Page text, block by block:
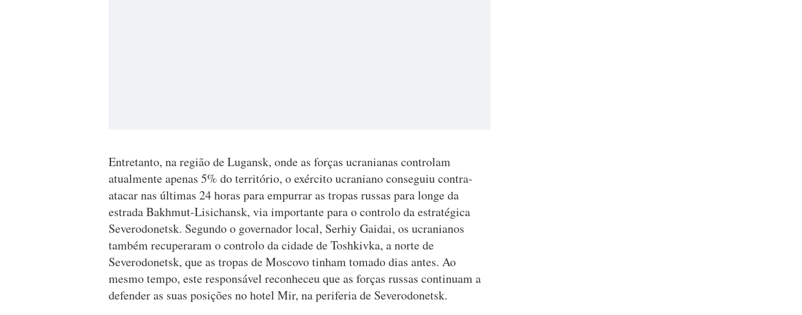
Entretanto, na região de Lugansk, onde as forças ucranianas controlam
atualmente apenas 5% do território, o exército ucraniano conseguiu contra-
atacar nas últimas 24 horas para empurrar as tropas russas para longe da
estrada Bakhmut-Lisichansk, via importante para o controlo da estratégica
Severodonetsk. Segundo o governador local, Serhiy Gaidai, os ucranianos
também recuperaram o controlo da cidade de Toshkivka, a norte de
Severodonetsk, que as tropas de Moscovo tinham tomado dias antes. Ao
mesmo tempo, este responsável reconheceu que as forças russas continuam a
defender as suas posições no hotel Mir, na periferia de Severodonetsk.